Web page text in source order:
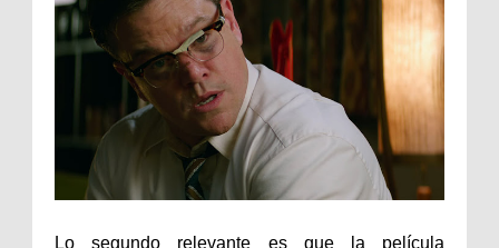
Lo segundo relevante es que la película